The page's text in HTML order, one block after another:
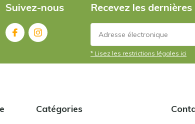
Suivez-nous Recevez les
* Lisez les restrictions légales ici
Catégories